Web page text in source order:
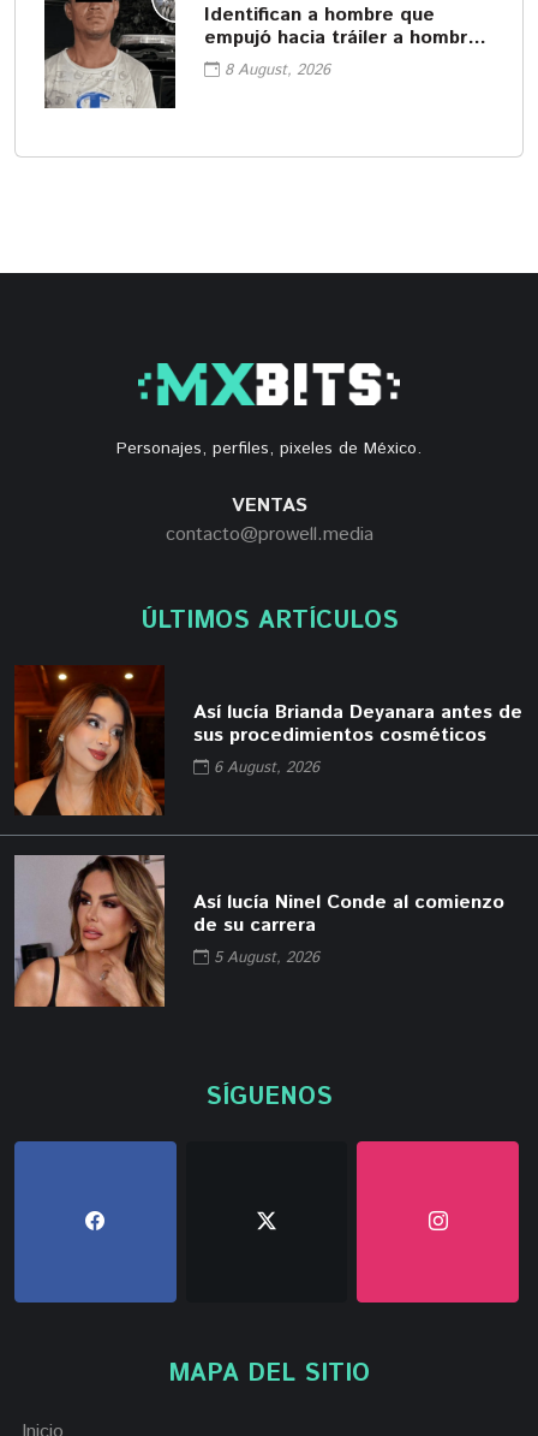
Identifican a hombre que
empujó hacia tráiler a hombre
en Monterrey
8 August, 2026
Personajes, perfiles, pixeles de México.
VENTAS
contacto@prowell.media
ÚLTIMOS ARTÍCULOS
Así lucía Brianda Deyanara antes de
sus procedimientos cosméticos
6 August, 2026
Así lucía Ninel Conde al comienzo
de su carrera
5 August, 2026
SÍGUENOS
MAPA DEL SITIO